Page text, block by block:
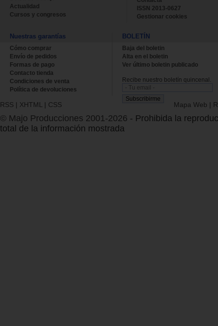
Actualidad
Cursos y congresos
ISSN 2013-0627
Gestionar cookies
Nuestras garantías
Cómo comprar
Envío de pedidos
Formas de pago
Contacto tienda
Condiciones de venta
Política de devoluciones
BOLETÍN
Baja del boletin
Alta en el boletin
Ver último boletin publicado
Recibe nuestro boletín quincenal.
RSS | XHTML | CSS Mapa Web |
© Majo Producciones 2001-2026 - Prohibida la
total de la información mostrada